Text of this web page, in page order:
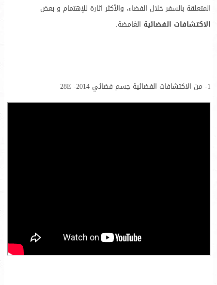
المتعلقة بالسفر خلال الفضاء، والأكثر اثارة للإهتمام و بعض
الاكتشافات الفضائية الغامضة.
1- من الاكتشافات الفضائية جسم فضائي 2014- 28E